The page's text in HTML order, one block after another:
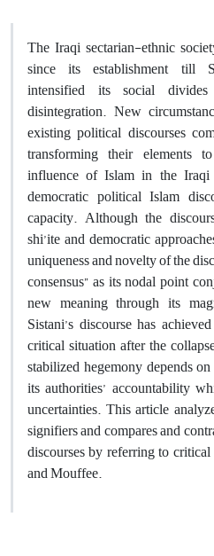
The Iraqi sectarian-ethnic
since its establishment till
intensified its social
disintegration. New
existing political discourses
transforming their elements
influence of Islam in the Iraqi
democratic political Islam
capacity. Although the
shi’ite and democratic
uniqueness and novelty of the
consensus” as its nodal point
new meaning through its
Sistani’s discourse has
critical situation after the
stabilized hegemony depends
its authorities’ accountability
uncertainties. This article
signifiers and compares and
discourses by referring to
and Mouffee.